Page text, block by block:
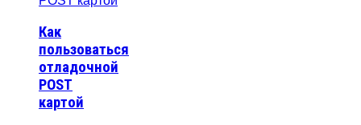
Как
пользоваться
отладочной
POST
картой